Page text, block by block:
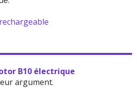
B10 électrique
argument.